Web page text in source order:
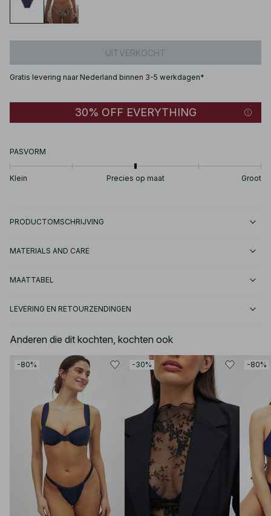
UITVERKOCHT
Gratis levering naar Nederland binnen 3-5 werkdagen*
30% OFF EVERYTHING
PASVORM
Klein Precies op maat Groot
PRODUCTOMSCHRIJVING
MATERIALS AND CARE
MAATTABEL
LEVERING EN RETOURZENDINGEN
Anderen die dit kochten, kochten ook
-80% -30% -80%